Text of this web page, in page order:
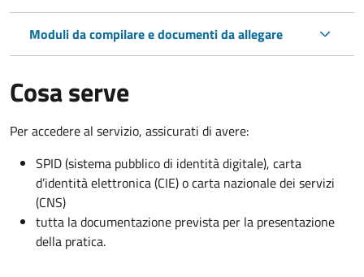
Moduli da compilare e documenti da allegare
Cosa serve
Per accedere al servizio, assicurati di avere:
SPID (sistema pubblico di identità digitale), carta
d’identità elettronica (CIE) o carta nazionale dei servizi
(CNS)
tutta la documentazione prevista per la presentazione
della pratica.